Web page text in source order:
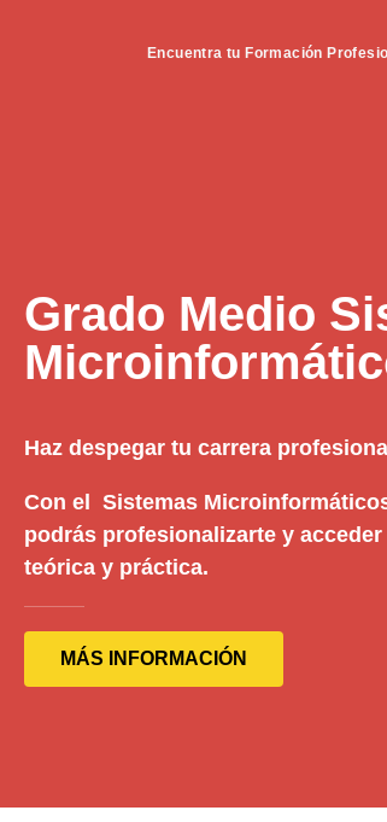
Encuentra tu Formación
Grado Medio
Haz despegar tu carrera
Con el Sistemas
podrás profesionalizarte y
teórica y práctica.
MÁS INFORMACIÓN